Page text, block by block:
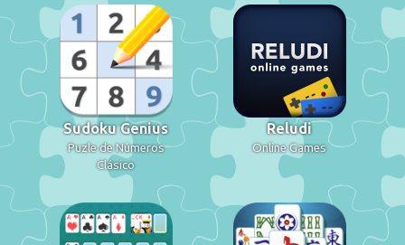
Sudoku Genius
Puzle de Números
Clásico
Reludi
Online Games